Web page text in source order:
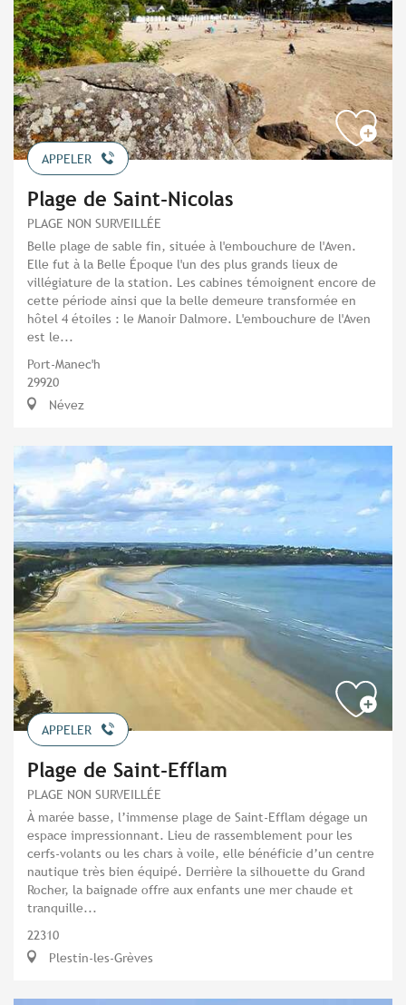
APPELER
Plage de Saint-Nicolas
PLAGE NON SURVEILLÉE
Belle plage de sable fin, située à l'embouchure de l'Aven.
Elle fut à la Belle Époque l'un des plus grands lieux de
villégiature de la station. Les cabines témoignent encore de
cette période ainsi que la belle demeure transformée en
hôtel 4 étoiles : le Manoir Dalmore. L'embouchure de l'Aven
est le...
Port-Manec'h
29920
Névez
APPELER
Plage de Saint-Efflam
PLAGE NON SURVEILLÉE
À marée basse, l’immense plage de Saint-Efflam dégage un
espace impressionnant. Lieu de rassemblement pour les
cerfs-volants ou les chars à voile, elle bénéficie d’un centre
nautique très bien équipé. Derrière la silhouette du Grand
Rocher, la baignade offre aux enfants une mer chaude et
tranquille...
22310
Plestin-les-Grèves